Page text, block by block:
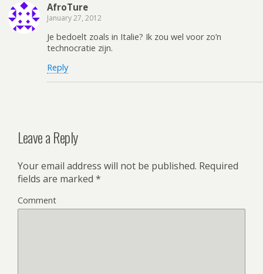
AfroTure
January 27, 2012
Je bedoelt zoals in Italie? Ik zou wel voor zo’n
technocratie zijn.
Reply
Leave a Reply
Your email address will not be published. Required
fields are marked *
Comment